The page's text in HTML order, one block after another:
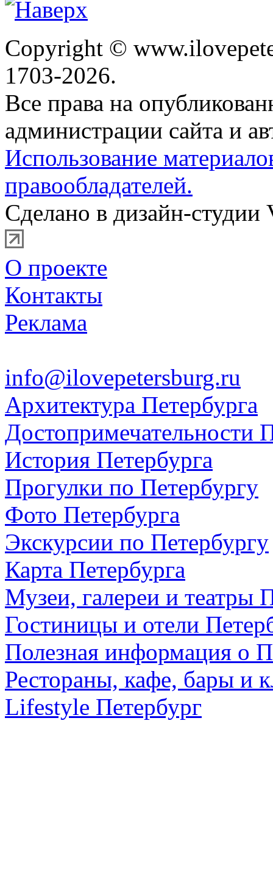
Copyright ©
1703-2026.
Все права на
администрации сайта и
Использование
правообладателей.
Сделано в дизайн-студии
О проекте
Контакты
Реклама
info@ilovepetersburg.ru
Архитектура Петербурга
Достопримечательности
История Петербурга
Прогулки по Петербургу
Фото Петербурга
Экскурсии по Петербургу
Карта Петербурга
Музеи, галереи и театры
Гостиницы и отели
Полезная информация о
Рестораны, кафе, бары и
Lifestyle Петербург